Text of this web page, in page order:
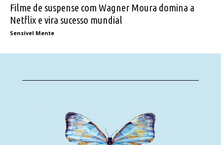
Filme de suspense com Wagner Moura domina a
Netflix e vira sucesso mundial
Sensível Mente